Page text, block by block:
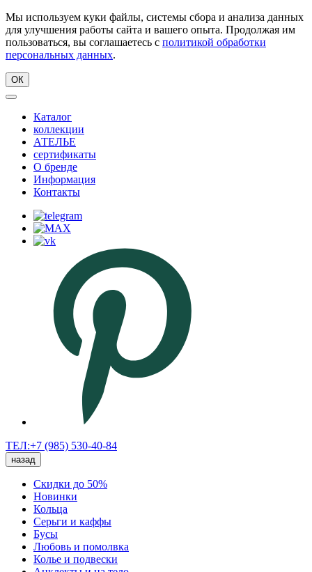
Мы используем куки файлы, системы сбора и анализа данных
для улучшения работы сайта и вашего опыта. Продолжая им
пользоваться, вы соглашаетесь с политикой обработки
персональных данных.
ОК
Каталог
коллекции
АТЕЛЬЕ
сертификаты
О бренде
Информация
Контакты
ТЕЛ:+7 (985) 530-40-84
назад
Скидки до 50%
Новинки
Кольца
Серьги и каффы
Бусы
Любовь и помолвка
Колье и подвески